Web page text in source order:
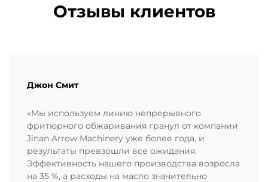
Отзывы клиентов
Джон Смит
«Мы используем линию непрерывного
фритюрного обжаривания гранул от компании
Jinan Arrow Machinery уже более года, и
результаты превзошли все ожидания.
Эффективность нашего производства возросла
на 35 %, а расходы на масло значительно